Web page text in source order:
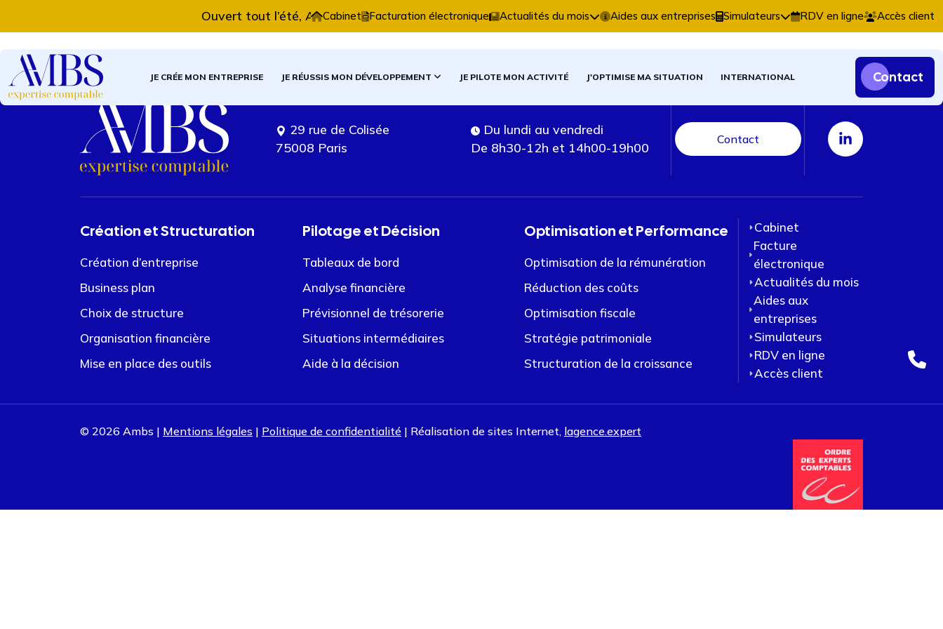
Ouvert tout l’été, AMBS Expertise Comptable vous accompagne dans vos décisions comptables, fiscales et patrimoniales.
Cabinet Facturation électronique Actualités du mois Aides aux entreprises Simulateurs RDV en ligne Accès client
JE CRÉE MON ENTREPRISE JE RÉUSSIS MON DÉVELOPPEMENT JE PILOTE MON ACTIVITÉ J'OPTIMISE MA SITUATION INTERNATIONAL Contact
29 rue de Colisée
75008 Paris
Du lundi au vendredi
De 8h30-12h et 14h00-19h00
Contact
Création et Structuration
Création d’entreprise
Business plan
Choix de structure
Organisation financière
Mise en place des outils
Pilotage et Décision
Tableaux de bord
Analyse financière
Prévisionnel de trésorerie
Situations intermédiaires
Aide à la décision
Optimisation et Performance
Optimisation de la rémunération
Réduction des coûts
Optimisation fiscale
Stratégie patrimoniale
Structuration de la croissance
Cabinet
Facture
électronique
Actualités du mois
Aides aux
entreprises
Simulateurs
RDV en ligne
Accès client
© 2026 Ambs | Mentions légales | Politique de confidentialité | Réalisation de sites Internet, lagence.expert